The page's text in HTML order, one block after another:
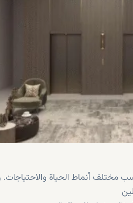
هذا المشروع
السباحة والصالات الرياضية
مختلف أنماط الحياة